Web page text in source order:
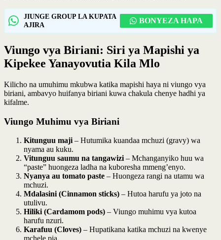
JIUNGE GROUP LA KUPATA
AJIRA
BONYEZA HAPA
Viungo vya Biriani: Siri ya Mapishi ya
Kipekee Yanayovutia Kila Mlo
Kilicho na umuhimu mkubwa katika mapishi haya ni viungo vya
biriani, ambavyo huifanya biriani kuwa chakula chenye hadhi ya
kifalme.
Viungo Muhimu vya Biriani
Kitunguu maji – Hutumika kuandaa mchuzi (gravy) wa
nyama au kuku.
Vitunguu saumu na tangawizi – Mchanganyiko huu wa
“paste” huongeza ladha na kuboresha mmeng’enyo.
Nyanya au tomato paste – Huongeza rangi na utamu wa
mchuzi.
Mdalasini (Cinnamon sticks) – Hutoa harufu ya joto na
utulivu.
Hiliki (Cardamom pods) – Viungo muhimu vya kutoa
harufu nzuri.
Karafuu (Cloves) – Hupatikana katika mchuzi na kwenye